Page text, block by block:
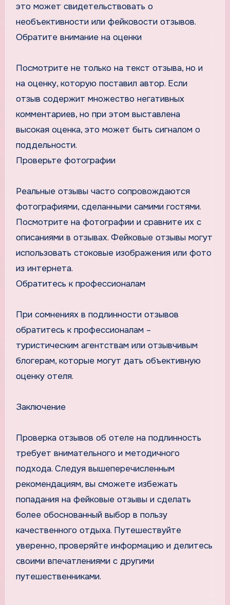
это может свидетельствовать о
необъективности или фейковости отзывов.
Обратите внимание на оценки
Посмотрите не только на текст отзыва, но и
на оценку, которую поставил автор. Если
отзыв содержит множество негативных
комментариев, но при этом выставлена
высокая оценка, это может быть сигналом о
поддельности.
Проверьте фотографии
Реальные отзывы часто сопровождаются
фотографиями, сделанными самими гостями.
Посмотрите на фотографии и сравните их с
описаниями в отзывах. Фейковые отзывы могут
использовать стоковые изображения или фото
из интернета.
Обратитесь к профессионалам
При сомнениях в подлинности отзывов
обратитесь к профессионалам –
туристическим агентствам или отзывчивым
блогерам, которые могут дать объективную
оценку отеля.
Заключение
Проверка отзывов об отеле на подлинность
требует внимательного и методичного
подхода. Следуя вышеперечисленным
рекомендациям, вы сможете избежать
попадания на фейковые отзывы и сделать
более обоснованный выбор в пользу
качественного отдыха. Путешествуйте
уверенно, проверяйте информацию и делитесь
своими впечатлениями с другими
путешественниками.